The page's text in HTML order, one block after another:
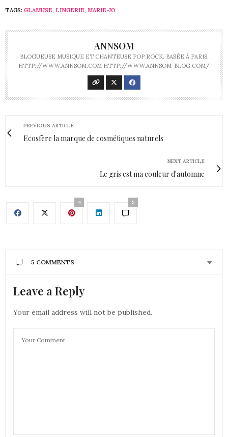
TAGS: GLAMUSE, LINGERIE, MARIE-JO
ANNSOM
BLOGUEUSE MUSIQUE ET CHANTEUSE POP ROCK. BASÉE À PARIS.
HTTP://WWW.ANNSOM.COM HTTP://WWW.ANNSOM-BLOG.COM/
PREVIOUS ARTICLE
Ecosfère la marque de cosmétiques naturels
NEXT ARTICLE
Le gris est ma couleur d'automne
4 5
5 COMMENTS
AURÉLIE - MOUNETTE
8 OCTOBRE 2018 À 11 H 25 MIN
Trop belle, j’adore tes photos toute en douceur
bises
Aurélie
Coucou,
Leave a Reply
Your email address will not be published.